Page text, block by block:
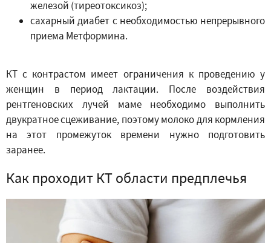
железой (тиреотоксикоз);
сахарный диабет с необходимостью непрерывного
приема Метформина.
КТ с контрастом имеет ограничения к проведению у
женщин в период лактации. После воздействия
рентгеновских лучей маме необходимо выполнить
двукратное сцеживание, поэтому молоко для кормления
на этот промежуток времени нужно подготовить
заранее.
Как проходит КТ области предплечья